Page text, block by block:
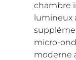
chambre
lumineux
micro-
moderne